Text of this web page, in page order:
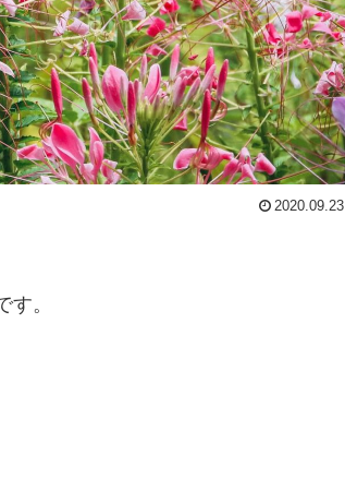
2020.09.23
す。